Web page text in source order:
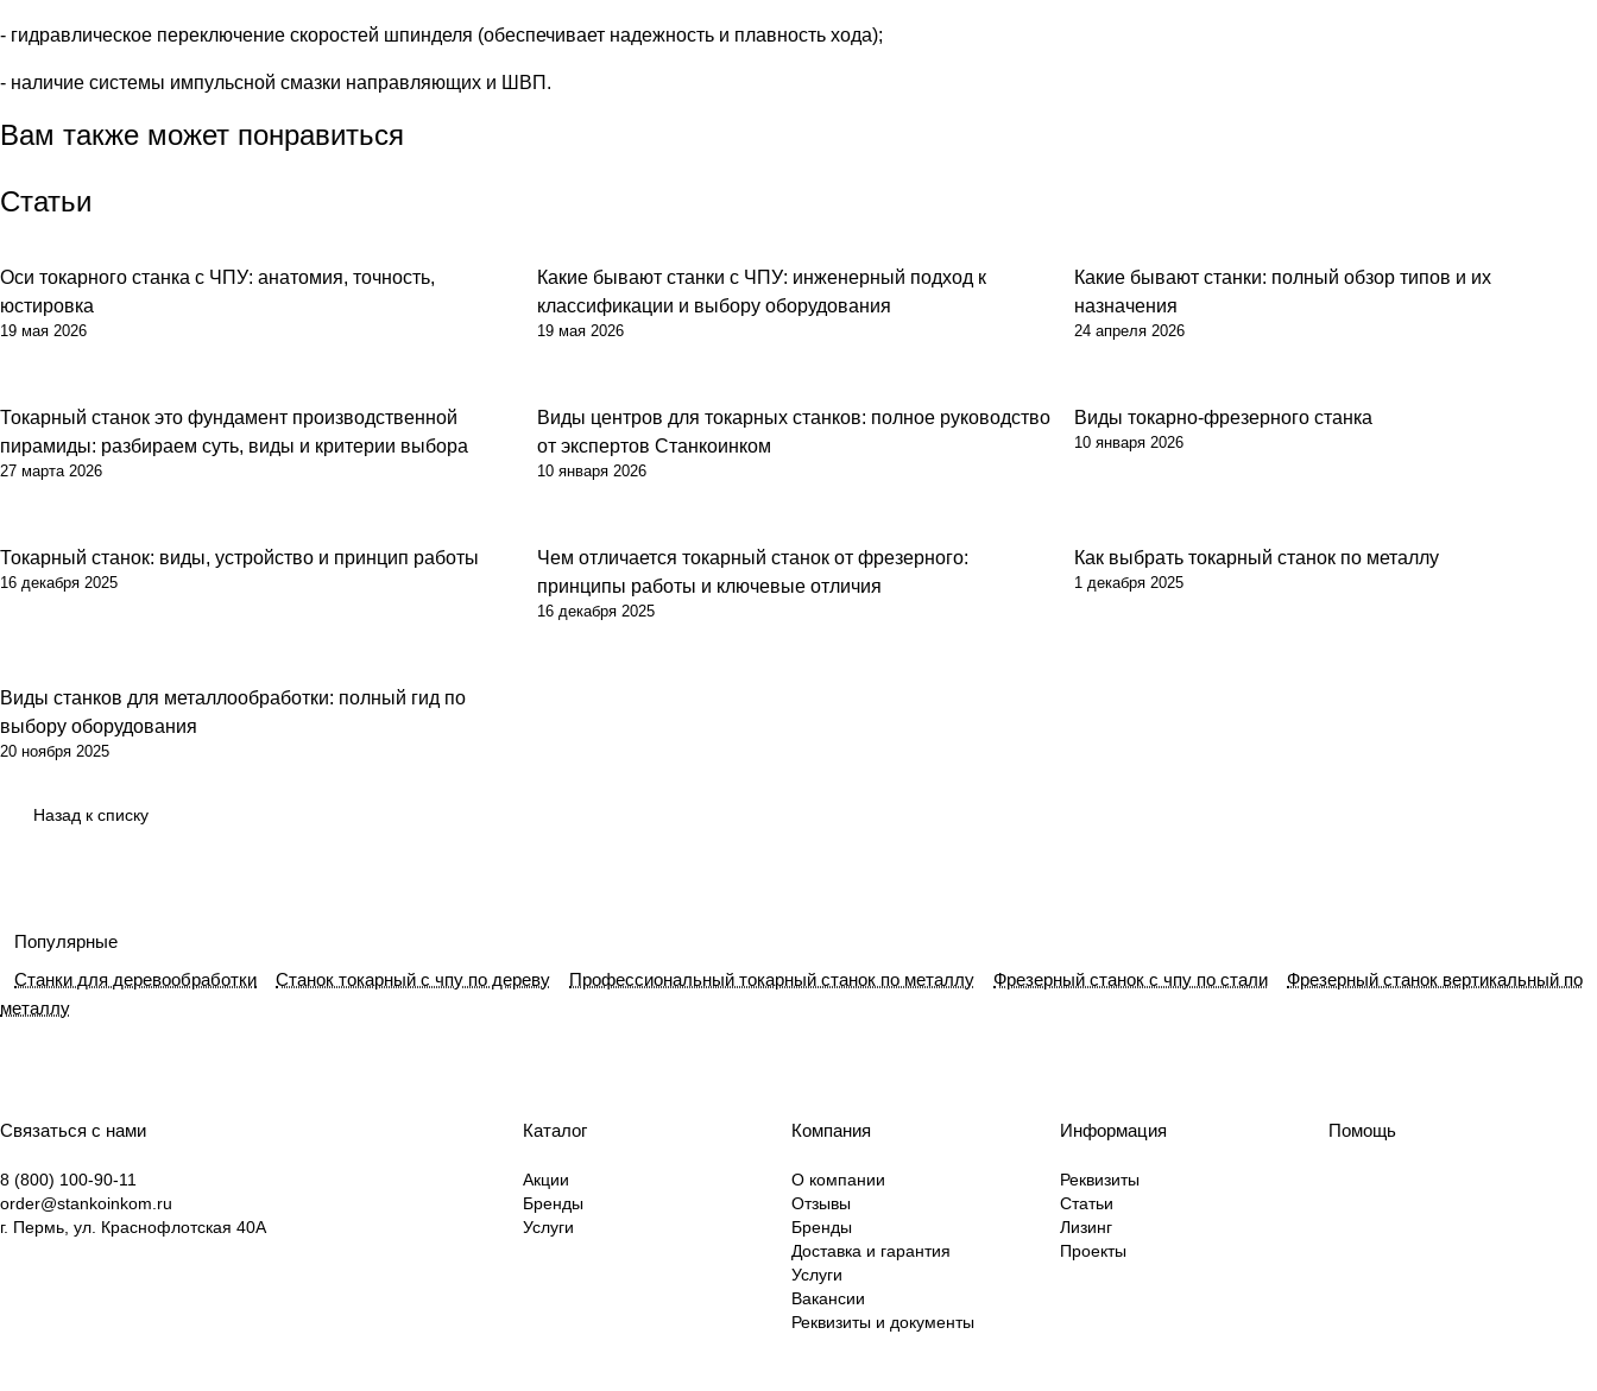
- гидравлическое переключение скоростей шпинделя (обеспечивает надежность и плавность хода);
- наличие системы импульсной смазки направляющих и ШВП.
Вам также может понравиться
Статьи
Оси токарного станка с ЧПУ: анатомия, точность,
юстировка
19 мая 2026
Какие бывают станки с ЧПУ: инженерный подход к
классификации и выбору оборудования
19 мая 2026
Какие бывают станки: полный обзор типов и их
назначения
24 апреля 2026
Токарный станок это фундамент производственной
пирамиды: разбираем суть, виды и критерии выбора
27 марта 2026
Виды центров для токарных станков: полное руководство
от экспертов Станкоинком
10 января 2026
Виды токарно-фрезерного станка
10 января 2026
Токарный станок: виды, устройство и принцип работы
16 декабря 2025
Чем отличается токарный станок от фрезерного:
принципы работы и ключевые отличия
16 декабря 2025
Как выбрать токарный станок по металлу
1 декабря 2025
Виды станков для металлообработки: полный гид по
выбору оборудования
20 ноября 2025
Назад к списку
Популярные
Станки для деревообработки
Станок токарный с чпу по дереву Профессиональный токарный станок по металлу Фрезерный станок с чпу по стали
Фрезерный станок вертикальный по
металлу
Связаться с нами
8 (800) 100-90-11
order@stankoinkom.ru
г. Пермь, ул. Краснофлотская 40А
Каталог
Акции
Бренды
Услуги
Компания
О компании
Отзывы
Бренды
Доставка и гарантия
Услуги
Вакансии
Реквизиты и документы
Информация
Реквизиты
Статьи
Лизинг
Проекты
Помощь